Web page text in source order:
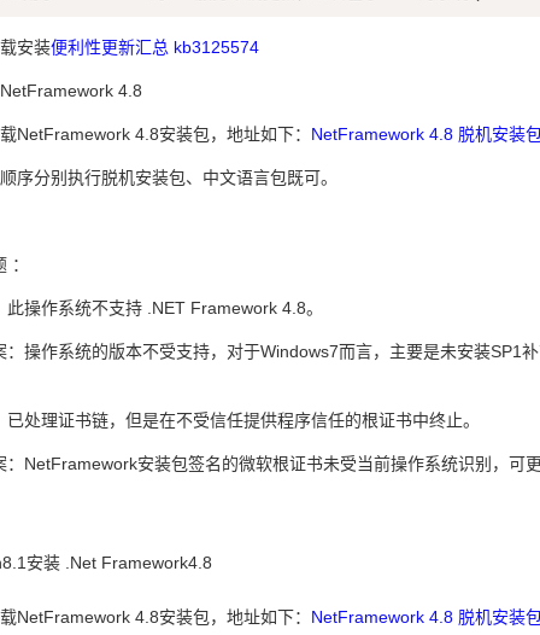
安装便利性更新汇总 kb3125574
4.8
NetFramework 4.8安装包，地址如下： NetFramework 4.8 脱机安装
序分别执行脱机安装包、中文语言包既可。
：
此操作系统不支持 .NET Framework 4.8。
：操作系统的版本不受支持，对于Windows7而言，主要是未安装SP1
已处理证书链，但是在不受信任提供程序信任的根证书中终止。
：NetFramework安装包签名的微软根证书未受当前操作系统识别，可
安装 .Net Framework4.8
NetFramework 4.8安装包，地址如下： NetFramework 4.8 脱机安装